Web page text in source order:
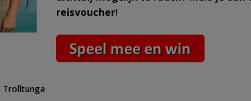
reisvoucher!
Trolltunga